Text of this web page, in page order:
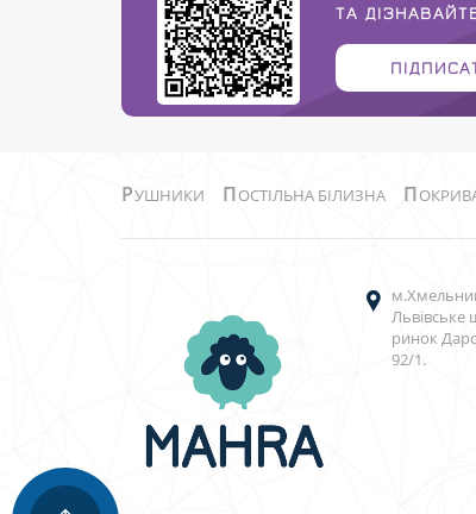
ТА
РУШНИКИ ПОСТІЛЬНА БІЛИЗНА П
Львівське
ринок
92/1.